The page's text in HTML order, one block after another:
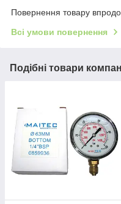
Повернення товару
Всі умови повернення
Подібні товари